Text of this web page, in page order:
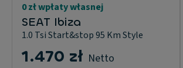
0 zł wpłaty własnej
SEAT Ibiza
1.0 Tsi Start&stop 95 Km Style
1.470 zł Netto